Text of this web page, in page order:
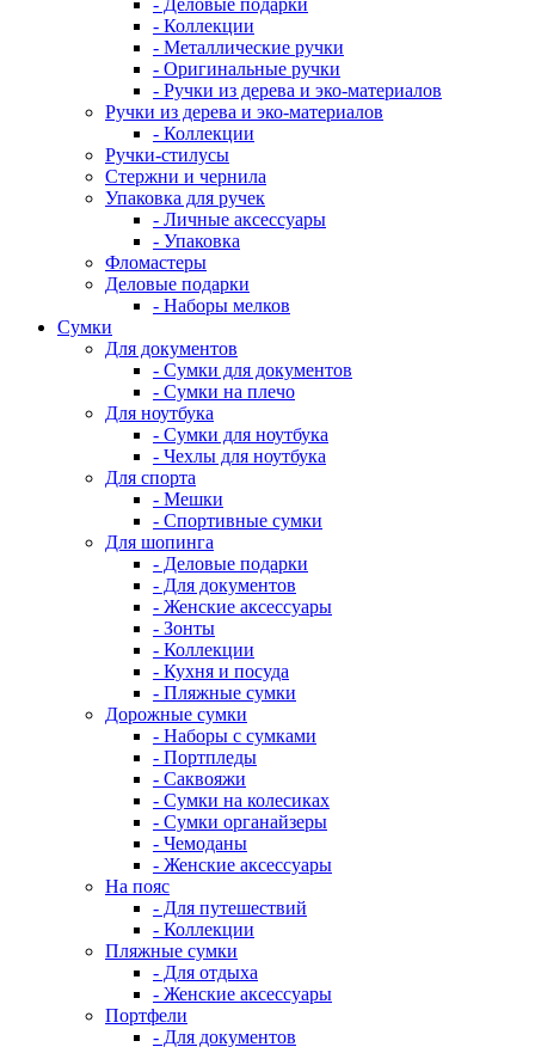
- Деловые подарки
- Коллекции
- Металлические ручки
- Оригинальные ручки
- Ручки из дерева и эко-материалов
Ручки из дерева и эко-материалов
- Коллекции
Ручки-стилусы
Стержни и чернила
Упаковка для ручек
- Личные аксессуары
- Упаковка
Фломастеры
Деловые подарки
- Наборы мелков
Сумки
Для документов
- Сумки для документов
- Сумки на плечо
Для ноутбука
- Сумки для ноутбука
- Чехлы для ноутбука
Для спорта
- Мешки
- Спортивные сумки
Для шопинга
- Деловые подарки
- Для документов
- Женские аксессуары
- Зонты
- Коллекции
- Кухня и посуда
- Пляжные сумки
Дорожные сумки
- Наборы с сумками
- Портпледы
- Саквояжи
- Сумки на колесиках
- Сумки органайзеры
- Чемоданы
- Женские аксессуары
На пояс
- Для путешествий
- Коллекции
Пляжные сумки
- Для отдыха
- Женские аксессуары
Портфели
- Для документов